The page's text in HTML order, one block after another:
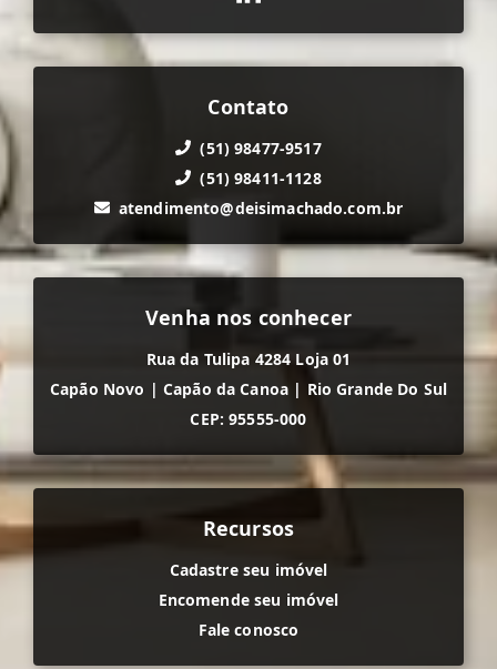
Contato
(51) 98477-9517
(51) 98411-1128
atendimento@deisimachado.com.br
Venha nos conhecer
Rua da Tulipa 4284 Loja 01
Capão Novo | Capão da Canoa | Rio Grande Do Sul
CEP: 95555-000
Recursos
Cadastre seu imóvel
Encomende seu imóvel
Fale conosco